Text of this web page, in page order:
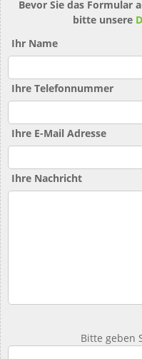
Bevor Sie das Formular
bitte unsere
Ihr Name
Ihre Telefonnummer
Ihre E-Mail Adresse
Ihre Nachricht
Bitte geben